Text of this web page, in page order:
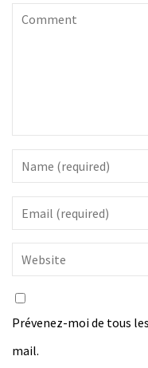
Prévenez-moi de tous
mail.